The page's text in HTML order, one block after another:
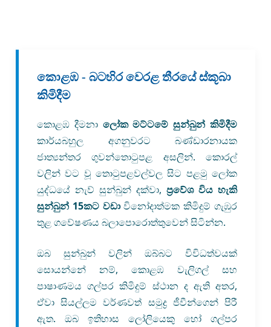
කොළඹ - බටහිර වෙරළ තීරයේ ස්කූබා
කිමිදීම
කොළඹ දීමනා ලෝක මට්ටමේ සුන්බුන් කිමිදීම
කාර්යබහුල අගනුවරට බණ්ඩාරනායක
ජාත්‍යන්තර ගුවන්තොටුපළ අසලින්. කොරල්
වලින් වට වූ තොටුපළවල්වල සිට පළමු ලෝක
යුද්ධයේ නැව් සුන්බුන් දක්වා, ප්‍රවේශ විය හැකි
සුන්බුන් 15කට වඩාවිනෝදාත්මක කිමිදුම් ගැඹුර
තුළ ගවේෂණය බලාපොරොත්තුවෙන් සිටින්න.
ඔබ සුන්බුන් වලින් ඔබ්බට විවිධත්වයක්
සොයන්නේ නම්, කොළඹ වැලිගල් සහ
පාෂාණමය ගල්පර කිමිදුම් ස්ථාන ද ඇති අතර,
ඒවා සියල්ලම වර්ණවත් සමුද්‍ර ජීවීන්ගෙන් පිරී
ඇත. ඔබ ඉතිහාස ලෝලියෙකු හෝ ගල්පර